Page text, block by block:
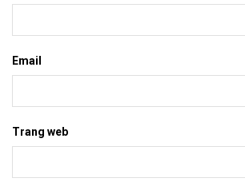
Email
Trang web